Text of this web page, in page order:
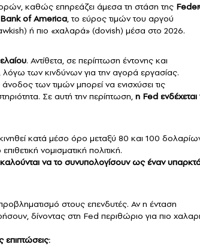
καθώς επηρεάζει άμεσα τη στάση της
Bank of America, το εύρος τιμών του αργού
ή πιο «χαλαρά» (dovish) μέσα στο 2026.
. Αντίθετα, σε περίπτωση έντονης και
λόγω των κινδύνων για την αγορά εργασίας.
των τιμών μπορεί να ενισχύσει τις
Σε αυτή την περίπτωση, η Fed ενδέχεται
κατά μέσο όρο μεταξύ 80 και 100
νομισματική πολιτική.
να το συνυπολογίσουν ως έναν
στους επενδυτές. Αν η ένταση
δίνοντας στη Fed περιθώριο για πιο
επιπτώσεις: